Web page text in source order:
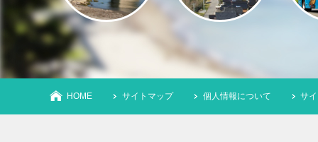
HOME サイトマップ 個人情報について サ